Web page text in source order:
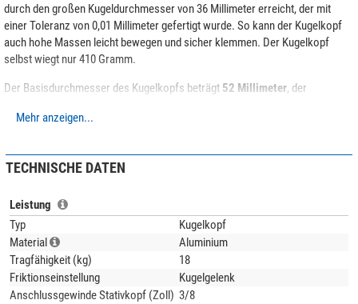
durch den großen Kugeldurchmesser von 36 Millimeter erreicht, der mit
einer Toleranz von 0,01 Millimeter gefertigt wurde. So kann der Kugelkopf
auch hohe Massen leicht bewegen und sicher klemmen. Der Kugelkopf
selbst wiegt nur 410 Gramm.
Der Basisdurchmesser des Kugelkopfs beträgt 52 Millimeter, der
Der Kugelkopf kann an seiner Basis und an der Klemmung um 360°
Die Klemmung wird über einen großen ergonomischen Drehknopf
gelöst.
Der Klemmwiderstands kann variabel eingestellt werden.
Es stehen zwei Ausbuchtungen für Schwenks bis 90° zur Verfügung.
Der Kugelkopf ist mit einer Klemmung nachArca-Swiss-Standard
Schnellwechselplatteausgestattet.
Mehr anzeigen...
TECHNISCHE DATEN
Leistung
Typ
Kugelkopf
Material
Aluminium
Tragfähigkeit (kg)
18
Friktionseinstellung
Kugelgelenk
Anschlussgewinde Stativkopf (Zoll) 3/8